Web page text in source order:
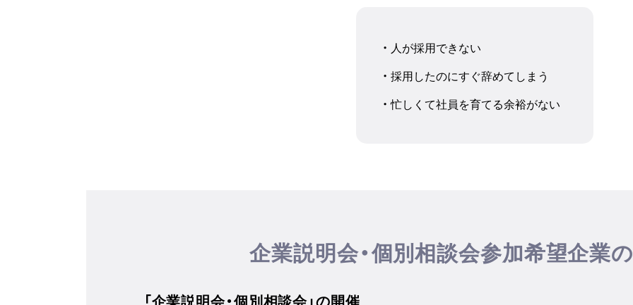
・ 人が採用できない
・ 採用したのにすぐ辞めてしまう
・ 忙しくて社員を育てる余裕がない
企業説明会・個別相談会参加希望企業
「企業説明会・個別相談会」の開催